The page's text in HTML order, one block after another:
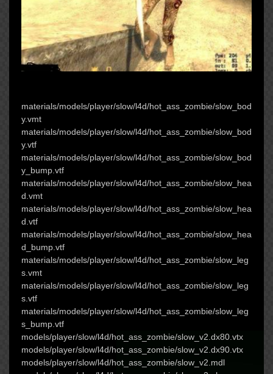
materials/models/player/slow/l4d/hot_ass_zombie/slow_bod
y.vmt
materials/models/player/slow/l4d/hot_ass_zombie/slow_bod
y.vtf
materials/models/player/slow/l4d/hot_ass_zombie/slow_bod
y_bump.vtf
materials/models/player/slow/l4d/hot_ass_zombie/slow_hea
d.vmt
materials/models/player/slow/l4d/hot_ass_zombie/slow_hea
d.vtf
materials/models/player/slow/l4d/hot_ass_zombie/slow_hea
d_bump.vtf
materials/models/player/slow/l4d/hot_ass_zombie/slow_leg
s.vmt
materials/models/player/slow/l4d/hot_ass_zombie/slow_leg
s.vtf
materials/models/player/slow/l4d/hot_ass_zombie/slow_leg
s_bump.vtf
models/player/slow/l4d/hot_ass_zombie/slow_v2.dx80.vtx
models/player/slow/l4d/hot_ass_zombie/slow_v2.dx90.vtx
models/player/slow/l4d/hot_ass_zombie/slow_v2.mdl